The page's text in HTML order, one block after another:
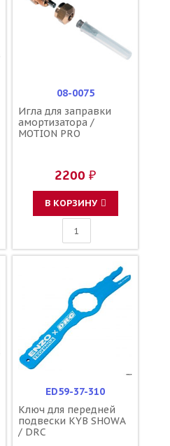
08-0075
Игла для заправки
амортизатора /
MOTION PRO
2200 ₽
В КОРЗИНУ
ED59-37-310
Ключ для передней
подвески KYB SHOWA
/ DRC